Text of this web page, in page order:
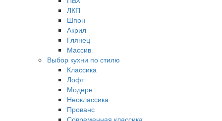
ЛКП
Шпон
Акрил
Глянец
Массив
Выбор кухни по стилю
Классика
Лофт
Модерн
Неоклассика
Прованс
Современная классика